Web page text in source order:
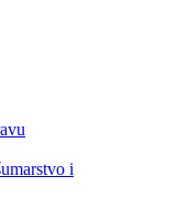
i